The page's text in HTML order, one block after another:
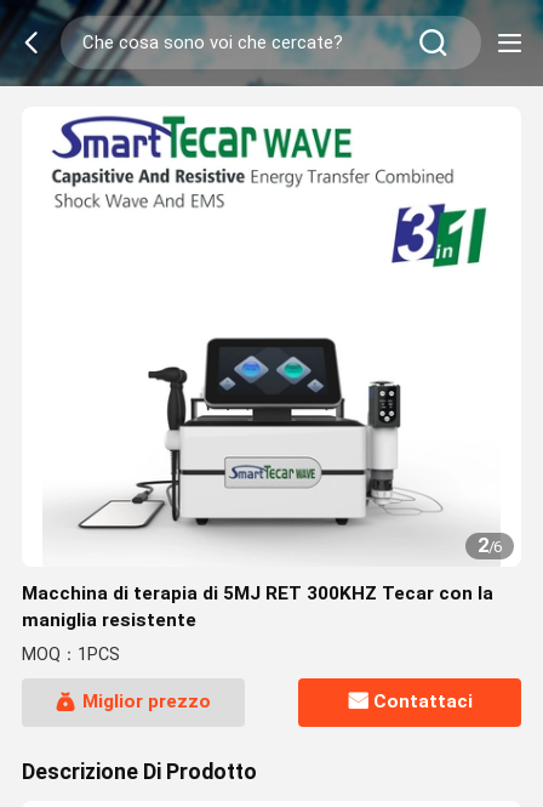
2/6
Macchina di terapia di 5MJ RET 300KHZ Tecar con la
maniglia resistente
MOQ：1PCS
Miglior prezzo Contattaci
Descrizione Di Prodotto